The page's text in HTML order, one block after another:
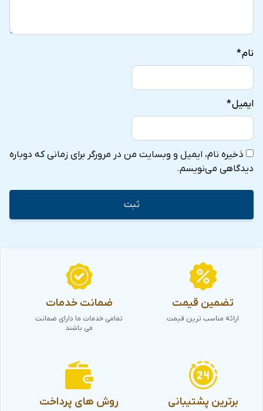
نام*
ایمیل*
ذخیره نام، ایمیل و وبسایت من در مرورگر برای زمانی که دوباره
دیدگاهی می‌نویسم.
تضمین قیمت
ارائه مناسب ترین قیمت
ضمانت خدمات
تمامی خدمات ما دارای ضمانت
می باشند
برترین پشتیبانی
روش های پرداخت